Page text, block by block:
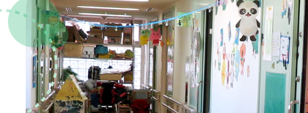
障害者向け施設
理事長挨拶
障害者向け施設